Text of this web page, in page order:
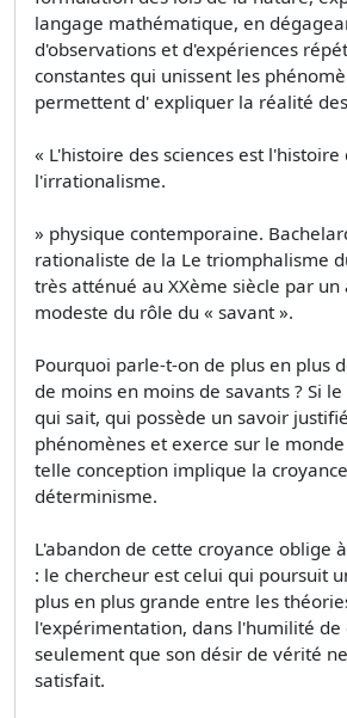
langage mathématique, en
d'observations et d'expériences
constantes qui unissent les
permettent d' expliquer la réalité
« L'histoire des sciences est
l'irrationalisme.
» physique contemporaine.
rationaliste de la Le triomphalisme
très atténué au XXème siècle par un
modeste du rôle du « savant ».
Pourquoi parle-t-on de plus en plus
de moins en moins de savants ? Si
qui sait, qui possède un savoir
phénomènes et exerce sur le
telle conception implique la
déterminisme.
L'abandon de cette croyance oblige
: le chercheur est celui qui poursuit
plus en plus grande entre les
l'expérimentation, dans l'humilité de
seulement que son désir de vérité
satisfait.